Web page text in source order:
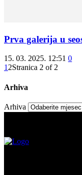
Prva galerija u
15. 03. 2025. 12:51 0
1 2Stranica 2 of 2
Arhiva
Arhiva